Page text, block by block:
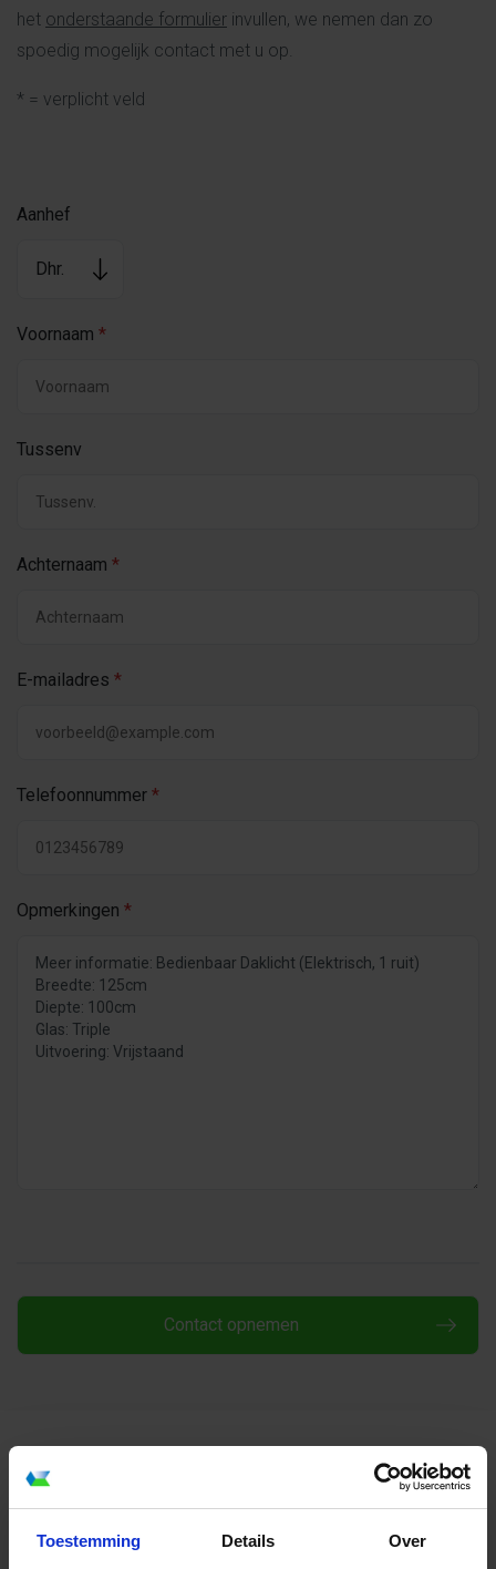
Toestemming Details Over
het onderstaande formulier invullen, we nemen dan zo
spoedig mogelijk contact met u op.
* = verplicht veld
Aanhef
Voornaam *
Tussenv
Achternaam *
E-mailadres *
Telefoonnummer *
Opmerkingen *
Wilt u graag een offerte of direct online bestellen?
Dat kan eenvoudig via deonline prijscalculatie.